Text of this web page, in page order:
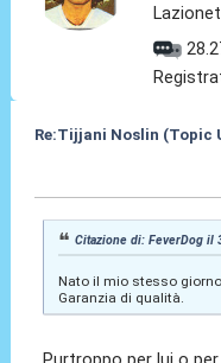
Re:Tijjani Noslin (Topic
Citazione di: FeverDog il
Nato il mio stesso
Garanzia di qualità.